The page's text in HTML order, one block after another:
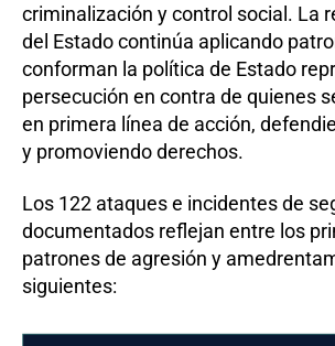
criminalización y control social. La
del Estado continúa aplicando
conforman la política de Estado
persecución en contra de quienes
en primera línea de acción,
y promoviendo derechos.
Los 122 ataques e incidentes de
documentados reflejan entre los
patrones de agresión y
siguientes: